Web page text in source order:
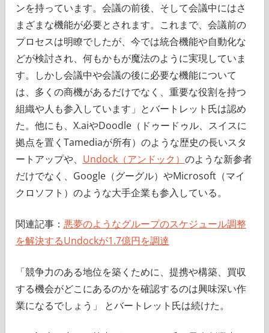
ンを持っています。会議の前後、そして会議中にはさ
まざまな機能が必要とされます。これまで、会議前の
プロセスは明瞭でしたが、今では統合機能や自動化な
どが検討され、何もかもが魔法のように実現していま
す。しかし会議中や会議の後に必要な機能について
は、多くの商機があるだけでなく、重要な役割を持つ
組織や人も参入しています」とバートレット氏は認め
た。他にも、X.aiやDoodle（ドゥードゥル、スイスに
拠点を置くTamediaが所有）のような歴史の長いスタ
ートアップや、 Undock（アンドック） のような新参者
だけでなく、Google（グーグル）やMicrosoft（マイ
クロソフト）のような大手企業も参入している。
関連記事： 悪夢のようなグループのスケジュール調整
を解決するUndockが1.7億円を調達
「競争力のある地位を築くために、提携や構築、買収
する機会がどこにあるのかを確認するのは興味深い作
業になるでしょう」 とバートレット氏は続けた。